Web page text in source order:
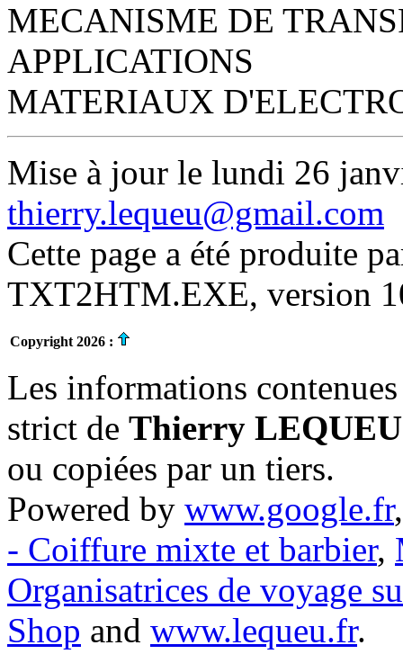
MECANISME DE
APPLICATIONS
MATERIAUX
Mise à jour le lundi 26
thierry.lequeu@gmail.com
Cette page a été produite
TXT2HTM.EXE, version
Copyright 2026 :
Les informations
strict de Thierry LEQUEU
ou copiées par un tiers.
Powered by www.google.fr
- Coiffure mixte et barbier,
Organisatrices de voyage
Shop and www.lequeu.fr.